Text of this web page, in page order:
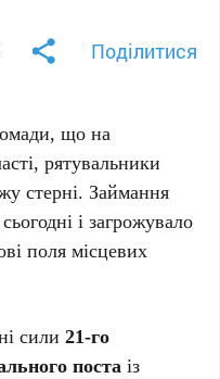
Поділитися
що на
рятувальники
стерні. Займання
і загрожувало
поля місцевих
сили21-го
поста із